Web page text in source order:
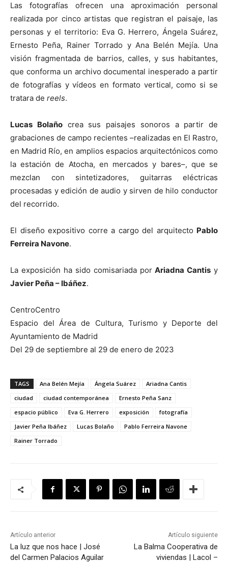
Las fotografías ofrecen una aproximación personal
realizada por cinco artistas que registran el paisaje, las
personas y el territorio: Eva G. Herrero, Ángela Suárez,
Ernesto Peña, Rainer Torrado y Ana Belén Mejía. Una
visión fragmentada de barrios, calles, y sus habitantes,
que conforma un archivo documental inesperado a partir
de fotografías y vídeos en formato vertical, como si se
tratara de reels.
Lucas Bolañocrea sus paisajes sonoros a partir de
grabaciones de campo recientes –realizadas en El Rastro,
en Madrid Río, en amplios espacios arquitectónicos como
la estación de Atocha, en mercados y bares–, que se
mezclan con sintetizadores, guitarras eléctricas
procesadas y edición de audio y sirven de hilo conductor
del recorrido.
El diseño expositivo corre a cargo del arquitecto Pablo
Ferreira Navone.
La exposición ha sido comisariada por Ariadna Cantis y
Javier Peña – Ibáñez.
CentroCentro
Espacio del Área de Cultura, Turismo y Deporte del
Ayuntamiento de Madrid
Del 29 de septiembre al 29 de enero de 2023
TAGS Ana Belén Mejía Ángela Suárez
Ariadna Cantis
ciudad
ciudad contemporánea
Ernesto Peña Sanz
espacio público
Eva G. Herrero exposición
fotografía
Javier Peña Ibáñez
Lucas Bolaño
Pablo Ferreira Navone
Rainer Torrado
Artículo anterior
La luz que nos hace | José
del Carmen Palacios Aguilar
Artículo siguiente
La Balma Cooperativa de
viviendas | Lacol –